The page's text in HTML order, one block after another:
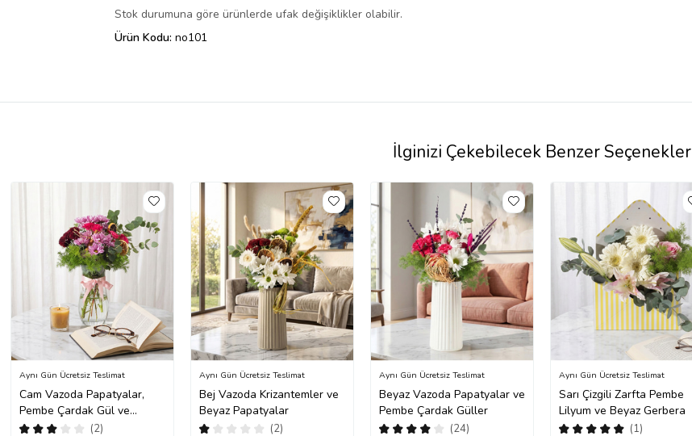
Stok durumuna göre ürünlerde ufak değişiklikler olabilir.
Ürün Kodu: no101
İlginizi Çekebilecek Benzer Seçenekler
Cam Vazoda Papatyalar,
Pembe Çardak Gül ve
Krizantem
(2)
Aynı Gün Ücretsiz Teslimat
Bej Vazoda Krizantemler ve
Beyaz Papatyalar
(2)
Aynı Gün Ücretsiz Teslimat
Beyaz Vazoda Papatyalar ve
Pembe Çardak Güller
(24)
Aynı Gün Ücretsiz Teslimat
Sarı Çizgili Zarfta Pembe
Lilyum ve Beyaz Gerbera
(1)
Aynı Gün Ücretsiz Teslimat